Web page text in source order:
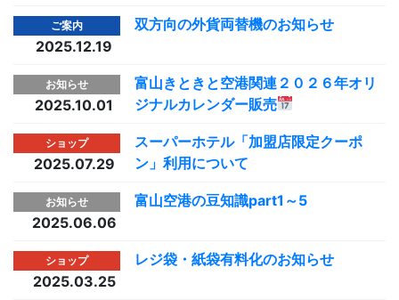
ご案内
2025.12.19
双方向の外貨両替機のお知らせ
お知らせ
2025.10.01
富山きときと空港関連２０２６年オリ
ジナルカレンダー販売
ショップ
2025.07.29
スーパーホテル「加盟店限定クーポ
ン」利用について
お知らせ
2025.06.06
富山空港の豆知識part1～5
ショップ
2025.03.25
レジ袋・紙袋有料化のお知らせ